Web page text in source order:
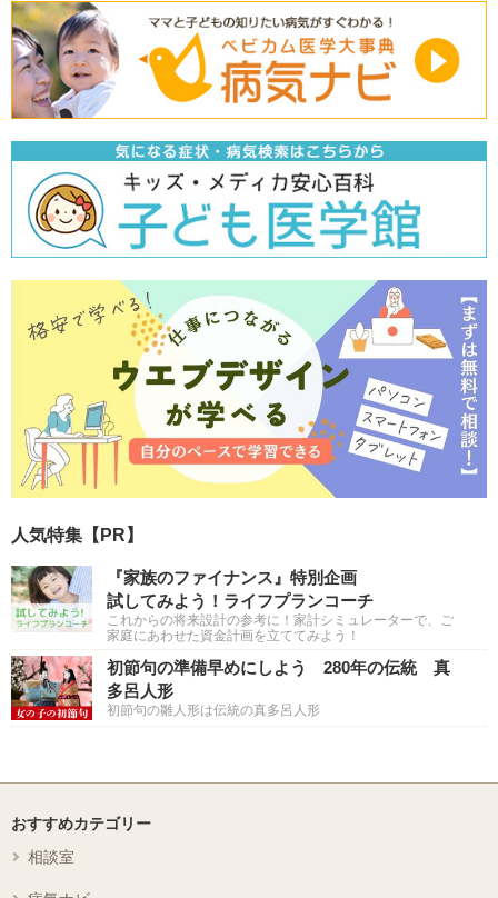
人気特集【PR】
『家族のファイナンス』特別企画
試してみよう！ライフプランコーチ
これからの将来設計の参考に！家計シミュレーターで、ご
家庭にあわせた資金計画を立ててみよう！
初節句の準備早めにしよう 280年の伝統 真
多呂人形
初節句の雛人形は伝統の真多呂人形
おすすめカテゴリー
相談室